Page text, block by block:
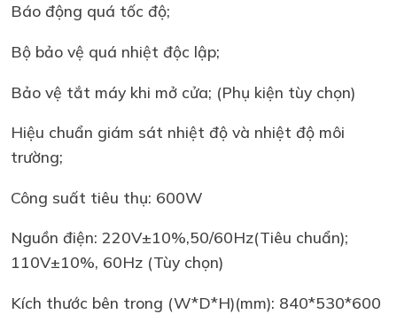
Báo động quá tốc độ;
Bộ bảo vệ quá nhiệt độc lập;
Bảo vệ tắt máy khi mở cửa; (Phụ kiện tùy chọn)
Hiệu chuẩn giám sát nhiệt độ và nhiệt độ môi
trường;
Công suất tiêu thụ: 600W
Nguồn điện: 220V±10%,50/60Hz(Tiêu chuẩn);
110V±10%, 60Hz (Tùy chọn)
Kích thước bên trong (W*D*H)(mm): 840*530*600